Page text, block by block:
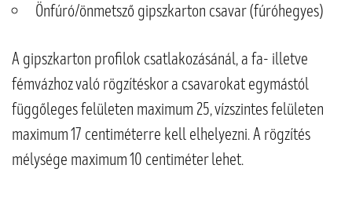
Önfúró/önmetsző gipszkarton csavar (fúróhegyes)
A gipszkarton profilok csatlakozásánál, a fa- illetve
fémvázhoz való rögzítéskor a csavarokat egymástól
függőleges felületen maximum 25, vízszintes felületen
maximum 17 centiméterre kell elhelyezni. A rögzítés
mélysége maximum 10 centiméter lehet.